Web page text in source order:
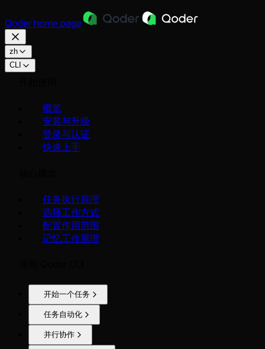
Qoder home page
zh
CLI
概览
安装与升级
登录与认证
快速上手
任务执行原理
选择工作方式
配置作用范围
记忆工作原理
开始一个任务
任务自动化
并行协作